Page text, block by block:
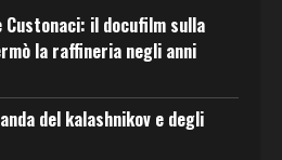
Custonaci: il docufilm sulla
la raffineria negli anni
del kalashnikov e degli